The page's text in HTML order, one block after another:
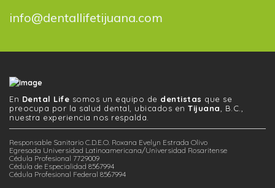
info@dentallifetijuana.com
En Dental Life somos un equipo de dentistas que se
preocupa por la salud dental, ubicados en Tijuana, B.C.,
nuestra experiencia nos respalda.
Responsable Sanitario C.D.E.O. Roxana Evelyn Estrada Olivo
Egresada Universidad Latinoamericana/Universidad Rosaritense
Cédula Profesional 7729009
Cédula de Especialidad 8567994
Cédula Profesional Federal 8567994